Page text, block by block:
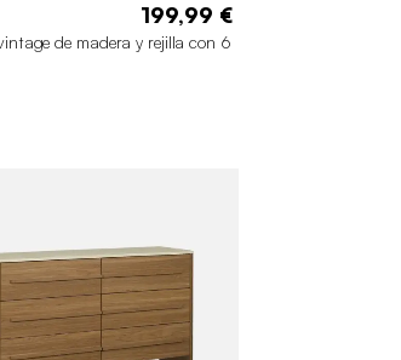
199,99 €
de madera y rejilla con 6